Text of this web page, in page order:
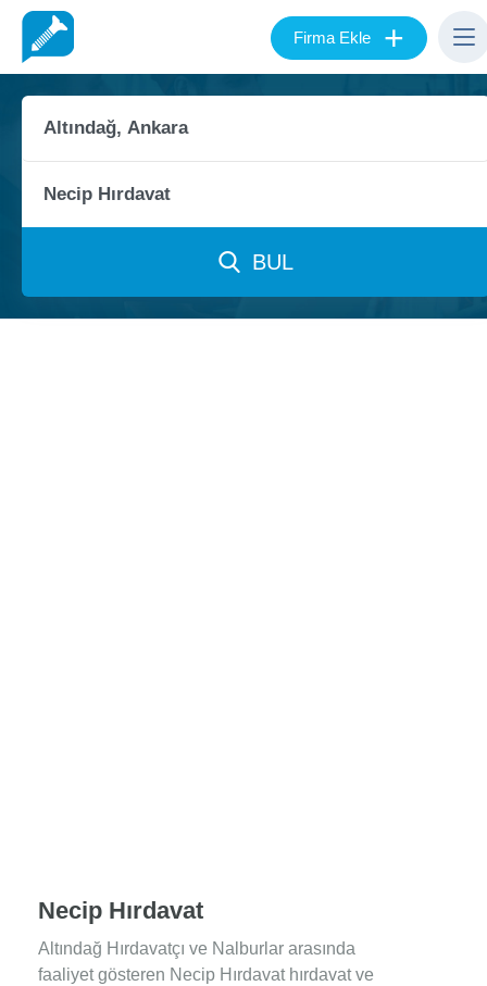
Firma Ekle +
BUL
Necip Hırdavat
Altındağ Hırdavatçı ve Nalburlar arasında
faaliyet gösteren Necip Hırdavat hırdavat ve